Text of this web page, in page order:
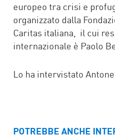
europeo tra crisi e
organizzato dalla
Caritas italiana, il cui
internazionale è Paolo
Lo ha intervistato
POTREBBE ANCHE